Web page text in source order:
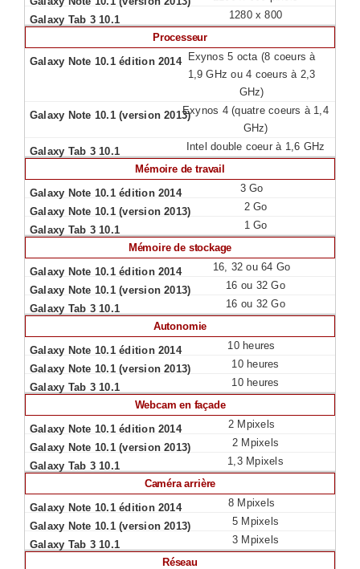
1280 x 800
Processeur
Exynos 5 octa (8 coeurs à
1,9 GHz ou 4 coeurs à 2,3
GHz)
Exynos 4 (quatre coeurs à 1,4
GHz)
Intel double coeur à 1,6 GHz
Mémoire de travail
3 Go
2 Go
1 Go
Mémoire de stockage
16, 32 ou 64 Go
16 ou 32 Go
16 ou 32 Go
Autonomie
10 heures
10 heures
10 heures
Webcam en façade
2 Mpixels
2 Mpixels
1,3 Mpixels
Caméra arrière
8 Mpixels
5 Mpixels
3 Mpixels
Réseau